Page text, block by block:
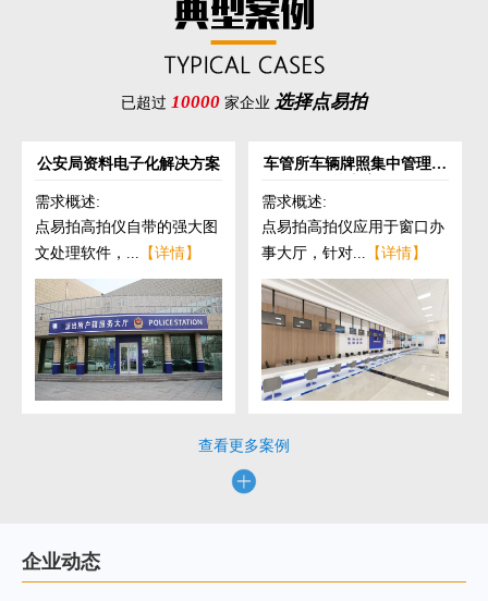
已超过 10000 家企业 选择点易拍
公安局资料电子化解决方案
需求概述:
点易拍高拍仪自带的强大图
文处理软件，... 【详情】
车管所车辆牌照集中管理解
需求概述:
点易拍高拍仪应用于窗口办
事大厅，针对... 【详情】
查看更多案例
企业动态